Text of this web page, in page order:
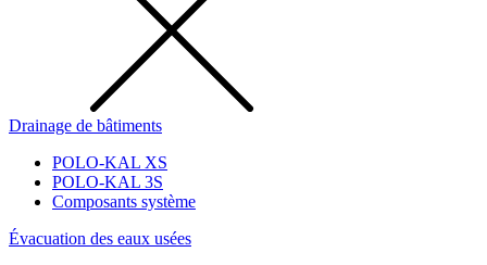
Drainage de bâtiments
POLO-KAL XS
POLO-KAL 3S
Composants système
Évacuation des eaux usées